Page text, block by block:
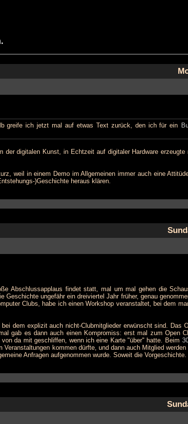
greife ich jetzt mal auf etwas Text zurück, den ich für ein
der digitalen Kunst, in Echtzeit auf digitaler Hardware erzeugte
weil in einem Demo im Allgemeinen immer auch eine
)Geschichte heraus klären.
Abschlussapplaus findet statt, mal um mal gehen die
ungefähr ein dreiviertel Jahr früher, genau
Clubs, habe ich einen Workshop veranstaltet, bei dem
dem explizit auch nicht-Clubmitglieder erwünscht sind. Das
gab es dann auch einen Kompromiss: erst mal zum Open
da mit geschliffen, wenn ich eine Karte "über" hatte. Beim
kommen dürfte, und dann auch Mitglied
Anfragen aufgenommen wurde. Soweit die Vorgeschichte.